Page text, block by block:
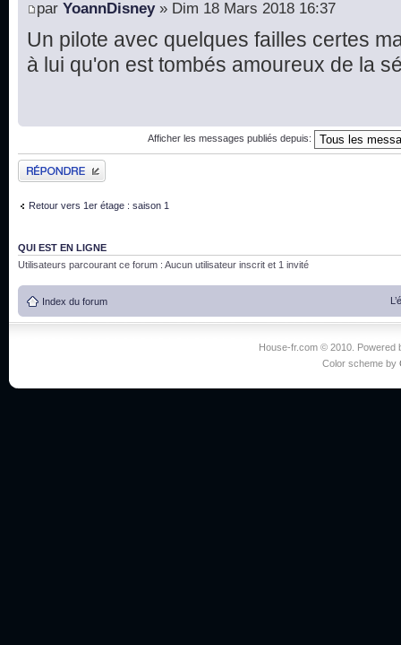
par YoannDisney» Dim 18 Mars 2018 16:37
Un pilote avec quelques failles certes
à lui qu'on est tombés amoureux de la
Afficher les messages publiés depuis:
Publier une réponse
Retour vers 1er étage : saison 1
QUI EST EN LIGNE
Utilisateurs parcourant ce forum : Aucun utilisateur inscrit et 1 invité
Index du forum
House-fr.com © 2010. Powered
Color scheme by